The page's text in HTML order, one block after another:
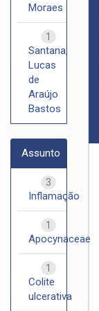
Moraes
1
Santana,
Lucas
de
Araújo
Bastos
Assunto
3
Inflamação
1
Apocynaceae
1
Colite
ulcerativa